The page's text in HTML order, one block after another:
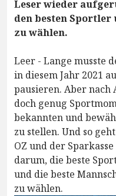
Leser wieder
den besten Sportler
zu wählen.
Leer - Lange musste
in diesem Jahr 2021
pausieren. Aber nach
doch genug
bekannten und
zu stellen. Und so
OZ und der
darum, die beste
und die beste
zu wählen.